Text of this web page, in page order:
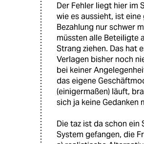
Der Fehler liegt hier im
wie es aussieht, ist
Bezahlung nur schwer
müssten alle Beteiligte
Strang ziehen. Das hat
Verlagen bisher noch
bei keiner
das eigene
(einigermaßen) läuft,
sich ja keine Gedanken
Die taz ist da schon ein
System gefangen, die